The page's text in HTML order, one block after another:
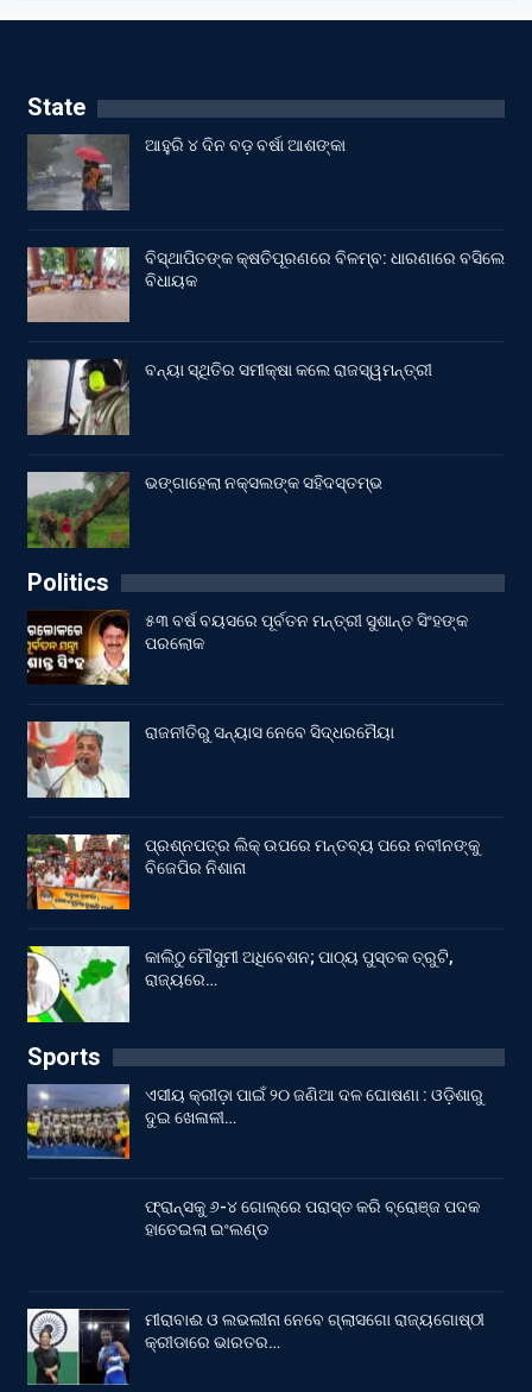
State
ଆହୁରି ୪ ଦିନ ବଡ଼ ବର୍ଷା ଆଶଙ୍କା
ବିସ୍ଥାପିତଙ୍କ କ୍ଷତିପୂରଣରେ ବିଳମ୍ବ: ଧାରଣାରେ ବସିଲେ
ବିଧାୟକ
ବନ୍ୟା ସ୍ଥିତିର ସମୀକ୍ଷା କଲେ ରାଜସ୍ୱମନ୍ତ୍ରୀ
ଭଙ୍ଗାହେଲା ନକ୍ସଲଙ୍କ ସହିଦସ୍ତମ୍ଭ
Politics
୫୩ ବର୍ଷ ବୟସରେ ପୂର୍ବତନ ମନ୍ତ୍ରୀ ସୁଶାନ୍ତ ସିଂହଙ୍କ
ପରଲୋକ
ରାଜନୀତିରୁ ସନ୍ୟାସ ନେବେ ସିଦ୍ଧରମୈୟା
ପ୍ରଶ୍ନପତ୍ର ଲିକ୍ ଉପରେ ମନ୍ତବ୍ୟ ପରେ ନବୀନଙ୍କୁ
ବିଜେପିର ନିଶାନା
କାଲିଠୁ ମୌସୁମୀ ଅଧିବେଶନ; ପାଠ୍ୟ ପୁସ୍ତକ ତ୍ରୁଟି,
ରାଜ୍ୟରେ…
Sports
ଏସୀୟ କ୍ରୀଡ଼ା ପାଇଁ ୨୦ ଜଣିଆ ଦଳ ଘୋଷଣା : ଓଡ଼ିଶାରୁ
ଦୁଇ ଖେଳାଳୀ…
ଫ୍ରାନ୍ସକୁ ୬-୪ ଗୋଲ୍‌ରେ ପରାସ୍ତ କରି ବ୍ରୋଞ୍ଜ ପଦକ
ହାତେଇଲା ଇଂଲଣ୍ଡ
ମୀରାବାଈ ଓ ଲଭଲୀନା ନେବେ ଗ୍ଲାସଗୋ ରାଜ୍ୟଗୋଷ୍ଠୀ
କ୍ରୀଡାରେ ଭାରତର…